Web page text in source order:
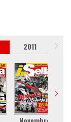
2011